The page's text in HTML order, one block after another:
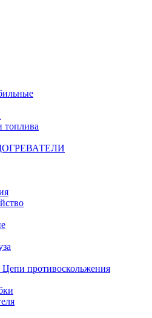
топлива
Цепи противоскольжения